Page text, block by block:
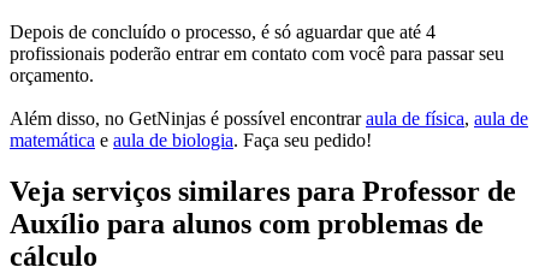
Depois de concluído o processo, é só aguardar que até 4
profissionais poderão entrar em contato com você para passar seu
orçamento.
Além disso, no GetNinjas é possível encontraraula de física, aula de
matemática e aula de biologia. Faça seu pedido!
Veja serviços similares para Professor de
Auxílio para alunos com problemas de
cálculo